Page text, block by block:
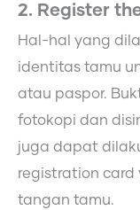
2. Register
Hal-hal yang
identitas tamu
atau paspor.
fotokopi dan
juga dapat
registration
tangan tamu.